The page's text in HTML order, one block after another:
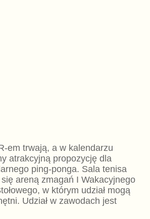
em trwają, a w kalendarzu
atrakcyjną propozycję dla
ping-ponga. Sala tenisa
areną zmagań I Wakacyjnego
w którym udział mogą
Udział w zawodach jest